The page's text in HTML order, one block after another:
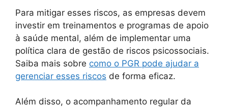
Para mitigar esses riscos, as empresas devem
investir em treinamentos e programas de apoio
à saúde mental, além de implementar uma
política clara de gestão de riscos psicossociais.
Saiba mais sobre como o PGR pode ajudar a
gerenciar esses riscos de forma eficaz.
Além disso, o acompanhamento regular da